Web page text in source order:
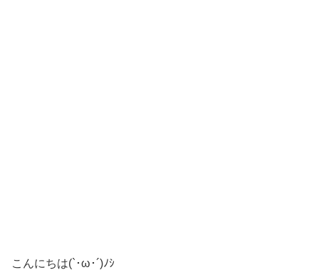
こんにちは(`･ω･´)ﾉｼ